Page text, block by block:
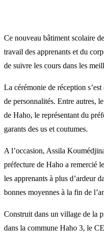
Ce nouveau bâtiment scolaire
travail des apprenants et du
de suivre les cours dans les
La cérémonie de réception
de personnalités. Entre autres,
de Haho, le représentant du
garants des us et coutumes.
A l’occasion, Assila
préfecture de Haho a remercié
les apprenants à plus d’ardeur
bonnes moyennes à la fin de
Construit dans un village de la
dans la commune Haho 3, le